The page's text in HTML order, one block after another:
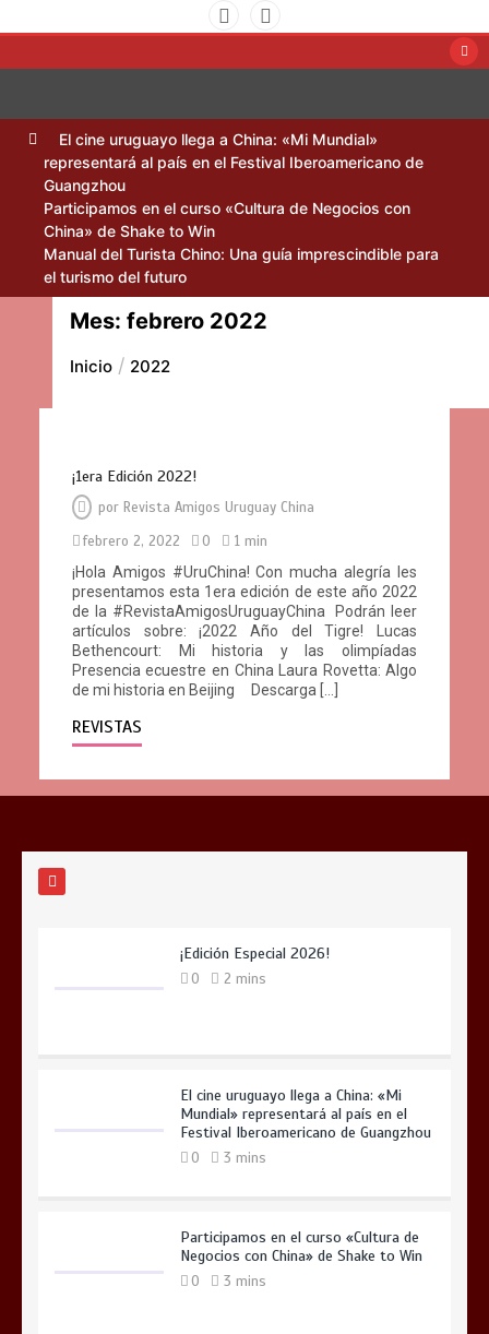
al
contenido
Amigos Uruguay China
El cine uruguayo llega a China: «Mi Mundial»
representará al país en el Festival Iberoamericano de
Guangzhou
Participamos en el curso «Cultura de Negocios con
China» de Shake to Win
Manual del Turista Chino: Una guía imprescindible para
el turismo del futuro
Mes: febrero 2022
Inicio 2022
¡1era Edición 2022!
por Revista Amigos Uruguay China
febrero 2, 2022
0
1 min
¡Hola Amigos #UruChina! Con mucha alegría les
presentamos esta 1era edición de este año 2022
de la #RevistaAmigosUruguayChina Podrán leer
artículos sobre: ¡2022 Año del Tigre! Lucas
Bethencourt: Mi historia y las olimpíadas
Presencia ecuestre en China Laura Rovetta: Algo
de mi historia en Beijing Descarga […]
REVISTAS
¡Edición Especial 2026!
0 2 mins
El cine uruguayo llega a China: «Mi
Mundial» representará al país en el
Festival Iberoamericano de Guangzhou
0 3 mins
Participamos en el curso «Cultura de
Negocios con China» de Shake to Win
0 3 mins